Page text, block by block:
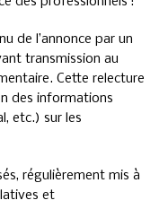
de l’annonce par un
transmission au
Cette relecture
des informations
etc.) sur les
régulièrement mis à
et